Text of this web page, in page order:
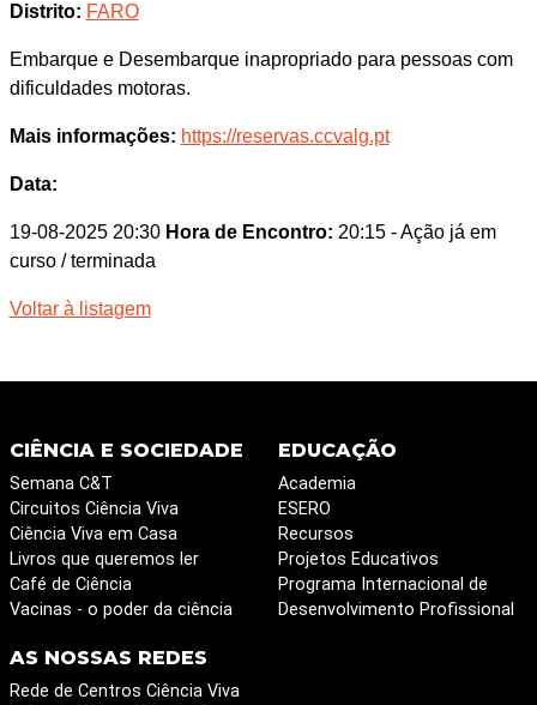
Distrito: FARO
Embarque e Desembarque inapropriado para pessoas com
dificuldades motoras.
Mais informações: https://reservas.ccvalg.pt
Data:
19-08-2025 20:30 Hora de Encontro: 20:15 - Ação já em
curso / terminada
Voltar à listagem
CIÊNCIA E SOCIEDADE
Semana C&T
Circuitos Ciência Viva
Ciência Viva em Casa
Livros que queremos ler
Café de Ciência
Vacinas - o poder da ciência
EDUCAÇÃO
Academia
ESERO
Recursos
Projetos Educativos
Programa Internacional de
Desenvolvimento Profissional
AS NOSSAS REDES
Rede de Centros Ciência Viva